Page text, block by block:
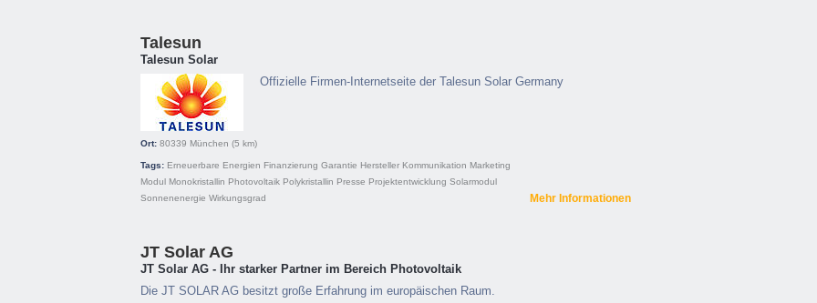
Talesun
Talesun Solar
Offizielle Firmen-Internetseite der Talesun Solar Germany
Ort: 80339 München (5 km)
Tags: Erneuerbare Energien Finanzierung Garantie Hersteller Kommunikation Marketing
Modul Monokristallin Photovoltaik Polykristallin Presse Projektentwicklung Solarmodul
Sonnenenergie Wirkungsgrad Mehr Informationen
JT Solar AG
JT Solar AG - Ihr starker Partner im Bereich Photovoltaik
Die JT SOLAR AG besitzt große Erfahrung im europäischen Raum.